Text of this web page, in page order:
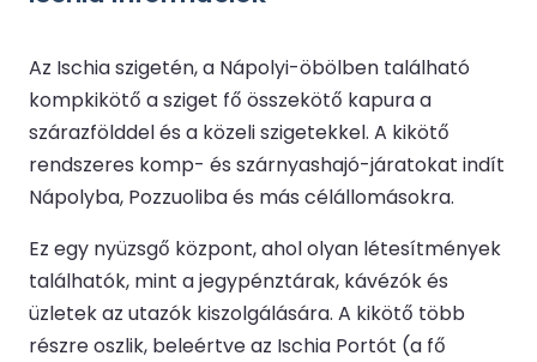
Az Ischia szigetén, a Nápolyi-öbölben található
kompkikötő a sziget fő összekötő kapura a
szárazfölddel és a közeli szigetekkel. A kikötő
rendszeres komp- és szárnyashajó-járatokat indít
Nápolyba, Pozzuoliba és más célállomásokra.
Ez egy nyüzsgő központ, ahol olyan létesítmények
találhatók, mint a jegypénztárak, kávézók és
üzletek az utazók kiszolgálására. A kikötő több
részre oszlik, beleértve az Ischia Portót (a fő